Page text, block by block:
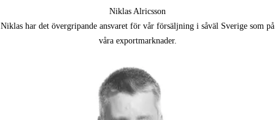
Niklas Alricsson
Niklas har det övergripande ansvaret för vår försäljning i såväl Sverige som på
våra exportmarknader.